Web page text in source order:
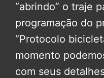
“abrindo” o traje
programação do
“Protocolo
momento
com seus